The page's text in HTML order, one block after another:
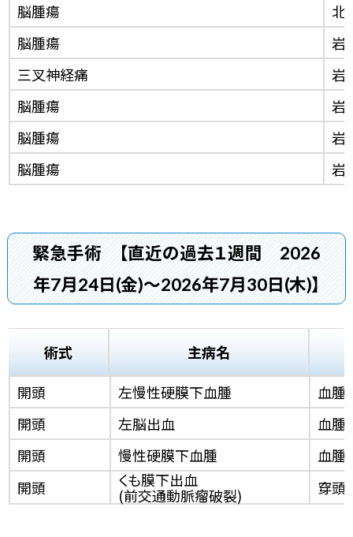
脳腫瘍
北
脳腫瘍
岩
三叉神経痛
岩
脳腫瘍
岩
脳腫瘍
岩
脳腫瘍
岩
緊急手術
【直近の過去１週間 2026
年7月24日(金)～2026年7月30日(木)】
術式
主病名
開頭
左慢性硬膜下血腫
血腫
開頭
左脳出血
血腫
開頭
慢性硬膜下血腫
血腫
開頭
くも膜下出血
(前交通動脈瘤破裂) 穿頭